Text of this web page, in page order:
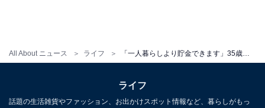
All About ニュース ライフ 「一人暮らしより貯金できます」35歳会社員女性、年収400万円。貯金800万円でも実家を「出るとしたら40歳」
ライフ
話題の生活雑貨やファッション、お出かけスポット情報など、暮らしがもっ